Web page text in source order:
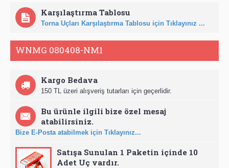
Karşılaştırma Tablosu
Torna Uçları Karşılaştırma Tablosu için Tıklayınız ...
WNMG 080408-NM1
Kargo Bedava
150 TL üzeri alışveriş tutarları için geçerlidir.
Bu ürünle ilgili bize özel mesaj
atabilirsiniz.
Bize E-Posta atabilmek için Tıklayınız...
Satışa Sunulan 1 Paketin içinde 10
Adet Uç vardır.